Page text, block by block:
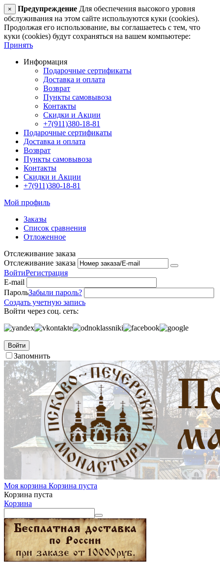
× Предупреждение Для обеспечения высокого уровня
обслуживания на этом сайте используются куки (cookies).
Продолжая его использование, вы соглашаетесь с тем, что
куки (cookies) будут сохраняться на вашем компьютере:
Принять
Информация
Подарочные сертификаты
Доставка и оплата
Возврат
Пункты самовывоза
Контакты
Скидки и Акции
+7(911)380-18-81
Подарочные сертификаты
Доставка и оплата
Возврат
Пункты самовывоза
Контакты
Скидки и Акции
+7(911)380-18-81
Мой профиль
Заказы
Список сравнения
Отложенное
Отслеживание заказа
Отслеживание заказа
ВойтиРегистрация
E-mail
ПарольЗабыли пароль?
Создать учетную запись
Войти через соц. сеть:
Войти
Запомнить
Моя корзина Корзина пуста
Корзина пуста
Корзина